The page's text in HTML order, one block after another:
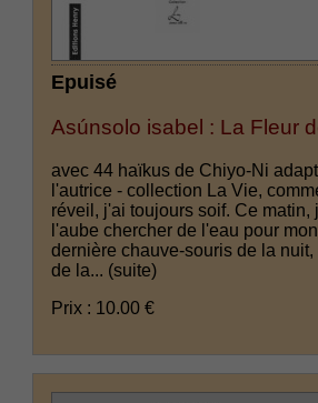
Epuisé
Asúnsolo isabel : La Fleur
avec 44 haïkus de Chiyo-Ni
l'autrice - collection La Vie,
réveil, j'ai toujours soif. Ce matin,
l'aube chercher de l'eau pour
dernière chauve-souris de la nuit,
de la... (suite)
Prix : 10.00 €